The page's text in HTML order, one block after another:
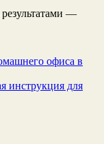
—
офиса в
инструкция для